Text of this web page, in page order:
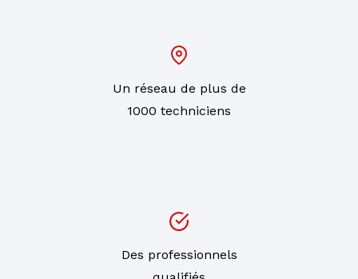
Un réseau de plus de
1000 techniciens
Des professionnels